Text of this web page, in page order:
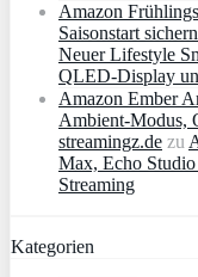
Amazon
Saisonstart
Neuer Lifestyle
QLED‑Display
Amazon Ember
Ambient‑Modus,
streamingz.de zu
Max, Echo
Streaming
Kategorien